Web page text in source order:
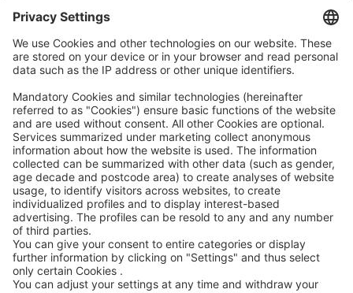
一般購買條款
Code of Conduct
Accessibility Statement
ROWE 社交媒體
認證方
我們支持